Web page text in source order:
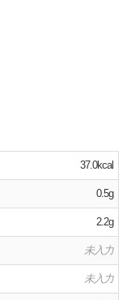
37.0kcal
0.5g
2.2g
未入力
未入力